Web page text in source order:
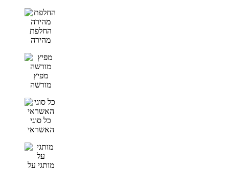
החלפת
מהירה
מפיץ
מורשה
כל סוגי
האשראי
מותגי על